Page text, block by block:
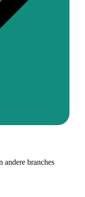
branches